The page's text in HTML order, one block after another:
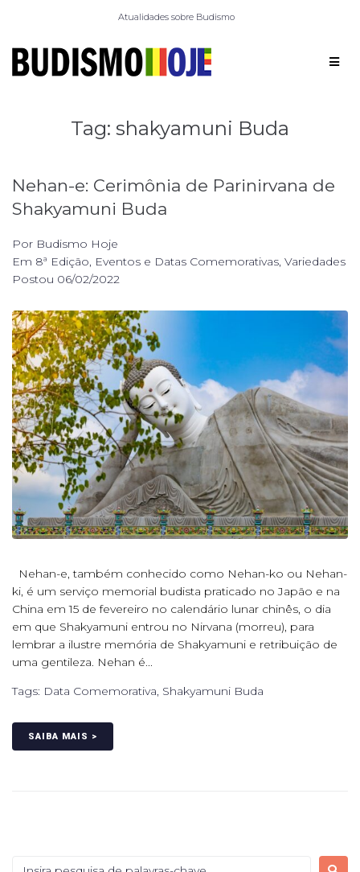
Atualidades sobre Budismo
Tag: shakyamuni Buda
Nehan-e: Cerimônia de Parinirvana de
Shakyamuni Buda
Por Budismo Hoje
Em 8ª Edição, Eventos e Datas Comemorativas, Variedades
Postou 06/02/2022
Nehan-e, também conhecido como Nehan-ko ou Nehan-
ki, é um serviço memorial budista praticado no Japão e na
China em 15 de fevereiro no calendário lunar chinês, o dia
em que Shakyamuni entrou no Nirvana (morreu), para
lembrar a ilustre memória de Shakyamuni e retribuição de
uma gentileza. Nehan é...
Tags: Data Comemorativa, Shakyamuni Buda
SAIBA MAIS >